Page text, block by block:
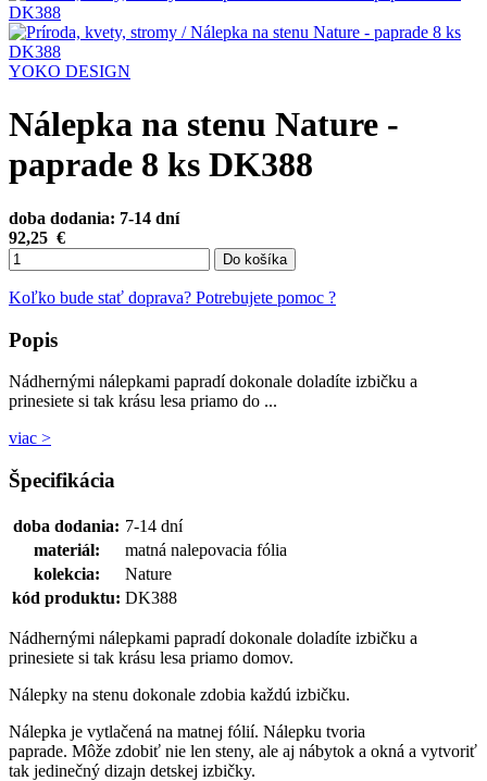
YOKO DESIGN
Nálepka na stenu Nature -
paprade 8 ks DK388
doba dodania: 7-14 dní
92,25 €
Do košíka
Koľko bude stať doprava? Potrebujete pomoc ?
Popis
Nádhernými nálepkami papradí dokonale doladíte izbičku a
prinesiete si tak krásu lesa priamo do ...
viac >
Špecifikácia
doba dodania: 7-14 dní
materiál:
matná nalepovacia fólia
kolekcia:
Nature
kód produktu: DK388
Nádhernými nálepkami papradí dokonale doladíte izbičku a
prinesiete si tak krásu lesa priamo domov.
Nálepky na stenu dokonale zdobia každú izbičku.
Nálepka je vytlačená na matnej fólií. Nálepku tvoria
paprade. Môže zdobiť nie len steny, ale aj nábytok a okná a vytvoriť
tak jedinečný dizajn detskej izbičky.